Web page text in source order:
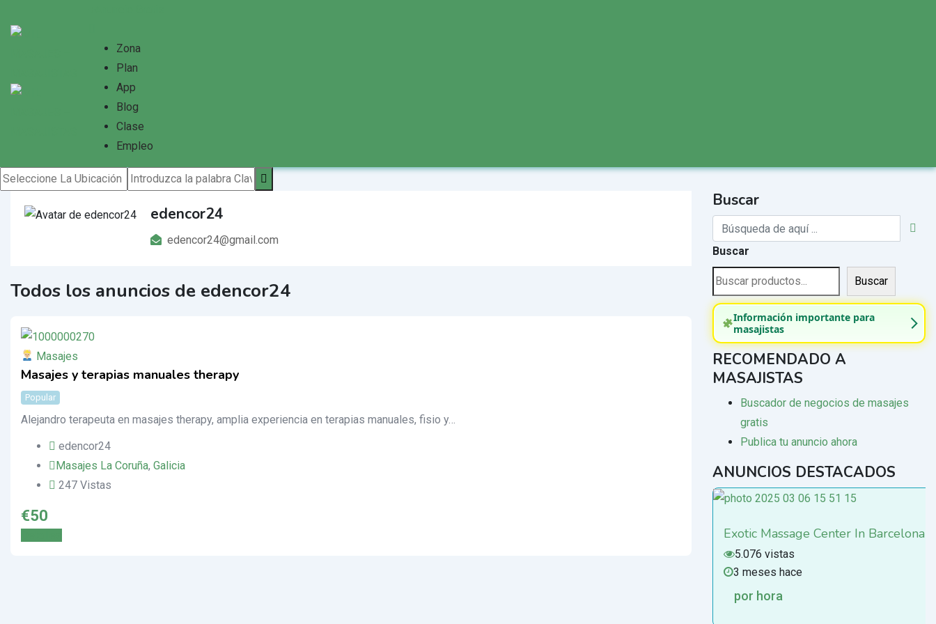
Zona
Plan
App
Blog
Clase
Empleo
edencor24
edencor24@gmail.com
Todos los anuncios de edencor24
Masajes
Masajes y terapias manuales therapy
Popular
Alejandro terapeuta en masajes therapy, amplia experiencia en terapias manuales, fisio y…
edencor24
Masajes La Coruña, Galicia
247 Vistas
€50
Buscar
Buscar
Buscar
Información importante para
masajistas
RECOMENDADO A
MASAJISTAS
Buscador de negocios de masajes
gratis
Publica tu anuncio ahora
ANUNCIOS DESTACADOS
Exotic Massage Center In Barcelona
5.076 vistas
3 meses hace
por hora